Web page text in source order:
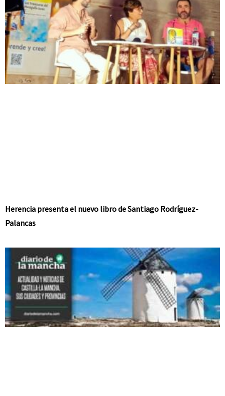
Herencia presenta el nuevo libro de Santiago Rodríguez-
Palancas